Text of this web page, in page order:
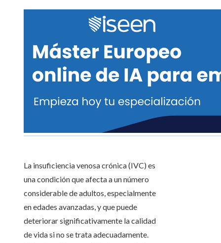
La insuficiencia venosa crónica (IVC) es
una condición que afecta a un número
considerable de adultos, especialmente
en edades avanzadas, y que puede
deteriorar significativamente la calidad
de vida si no se trata adecuadamente.